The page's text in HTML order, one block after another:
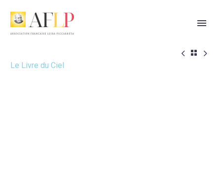
  
Le Livre du Ciel